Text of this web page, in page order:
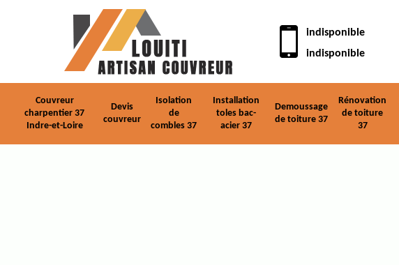
indisponible
indisponible
Couvreur
charpentier 37
Indre-et-Loire
Devis
couvreur
Isolation
de
combles 37
Installation
toles bac-
acier 37
Demoussage
de toiture 37
Rénovation
de toiture
37